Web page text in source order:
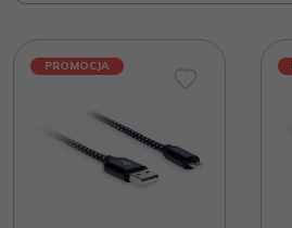
PROMOCJA